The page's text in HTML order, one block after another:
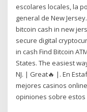
escolares locales, la
general de New
bitcoin cash in new
secure digital
in cash Find Bitcoin
States. The easiest
NJ. | Great🔥 |. En
mejores casinos
opiniones sobre